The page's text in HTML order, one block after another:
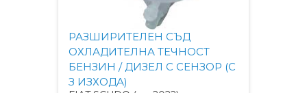
РАЗШИРИТЕЛЕН СЪД
ОХЛАДИТЕЛНА ТЕЧНОСТ
БЕНЗИН / ДИЗЕЛ С СЕНЗОР (С
З ИЗХОДА)